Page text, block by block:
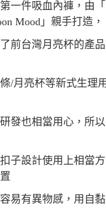
一件吸血內褲，由
Mood」親手打造，
前台灣月亮杯的產
/月亮杯等新式生理
發也相當用心，所
⼦設計使用上相當
易有異物感，用自